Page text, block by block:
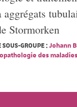
aggrégats
Stormorken
SOUS-GROUPE :Johann
des